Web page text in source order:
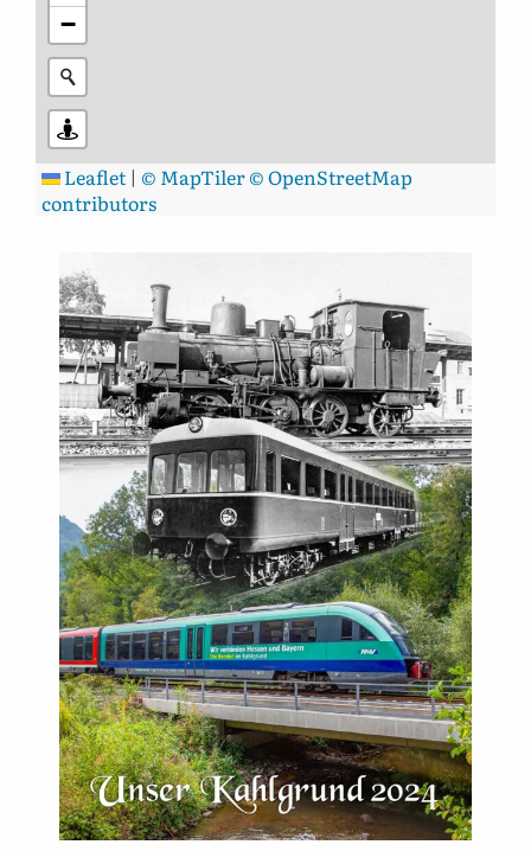
−
Leaflet | © MapTiler© OpenStreetMap
contributors